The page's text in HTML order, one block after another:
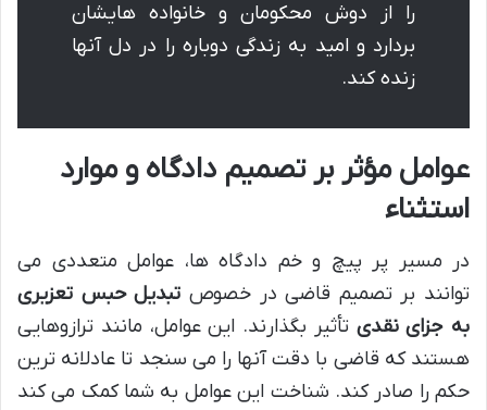
را از دوش محکومان و خانواده هایشان
بردارد و امید به زندگی دوباره را در دل آنها
زنده کند.
عوامل مؤثر بر تصمیم دادگاه و موارد
استثناء
در مسیر پر پیچ و خم دادگاه ها، عوامل متعددی می
توانند بر تصمیم قاضی در خصوص تبدیل حبس تعزیری
به جزای نقدی تأثیر بگذارند. این عوامل، مانند ترازوهایی
هستند که قاضی با دقت آنها را می سنجد تا عادلانه ترین
حکم را صادر کند. شناخت این عوامل به شما کمک می کند